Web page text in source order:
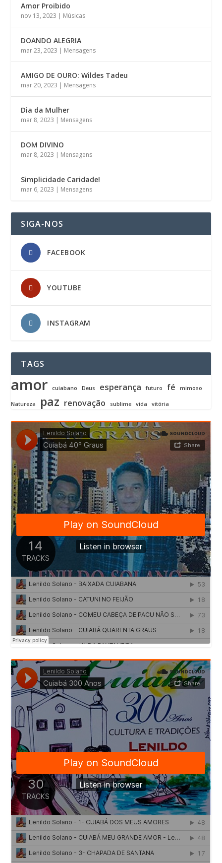
Amor Proibido
nov 13, 2023 | Músicas
DOANDO ALEGRIA
mar 23, 2023 | Mensagens
AMIGO DE OURO: Wildes Tadeu
mar 20, 2023 | Mensagens
Dia da Mulher
mar 8, 2023 | Mensagens
DOM DIVINO
mar 8, 2023 | Mensagens
Simplicidade Caridade!
mar 6, 2023 | Mensagens
SIGA-NOS
FACEBOOK
YOUTUBE
INSTAGRAM
TAGS
amor cuiabano Deus esperança futuro fé mimoso
Natureza paz renovação sublime vida vitória